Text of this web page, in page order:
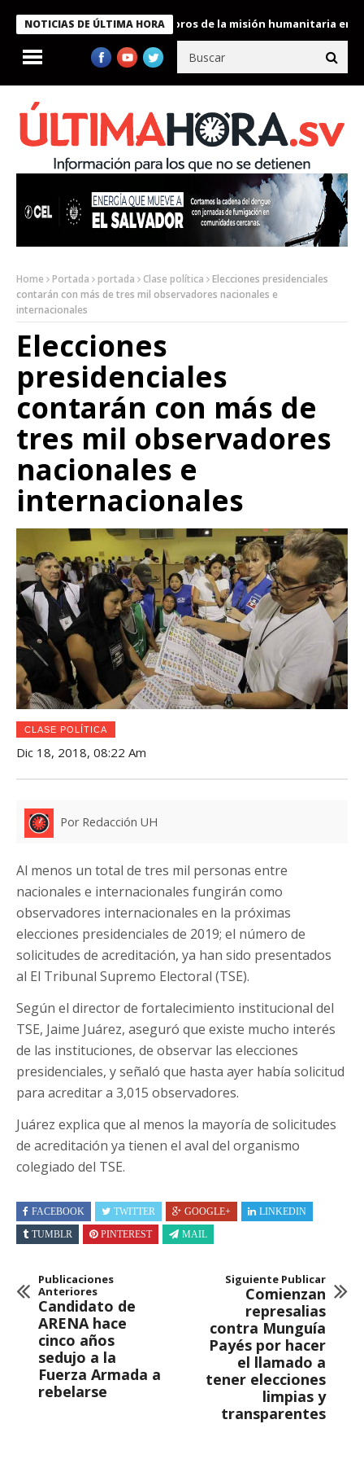
NOTICIAS DE ÚLTIMA HORA
Bukele condecora a miembros de la misión humanitaria enviada
Home Portada portada Clase política
Elecciones presidenciales
contarán con más de tres mil observadores nacionales e
internacionales
Elecciones
presidenciales
contarán con más de
tres mil observadores
nacionales e
internacionales
CLASE POLÍTICA
Dic 18, 2018, 08:22 Am
Por Redacción UH
Al menos un total de tres mil personas entre
nacionales e internacionales fungirán como
observadores internacionales en la próximas
elecciones presidenciales de 2019; el número de
solicitudes de acreditación, ya han sido presentados
al El Tribunal Supremo Electoral (TSE).
Según el director de fortalecimiento institucional del
TSE, Jaime Juárez, aseguró que existe mucho interés
de las instituciones, de observar las elecciones
presidenciales, y señaló que hasta ayer había solicitud
para acreditar a 3,015 observadores.
Juárez explica que al menos la mayoría de solicitudes
de acreditación ya tienen el aval del organismo
colegiado del TSE.
FACEBOOK TWITTER GOOGLE+
LINKEDIN
TUMBLR
PINTEREST MAIL
Publicaciones
Anteriores
Candidato de
ARENA hace
cinco años
sedujo a la
Fuerza Armada a
rebelarse
Siguiente Publicar
Comienzan
represalias
contra Munguía
Payés por hacer
el llamado a
tener elecciones
limpias y
transparentes